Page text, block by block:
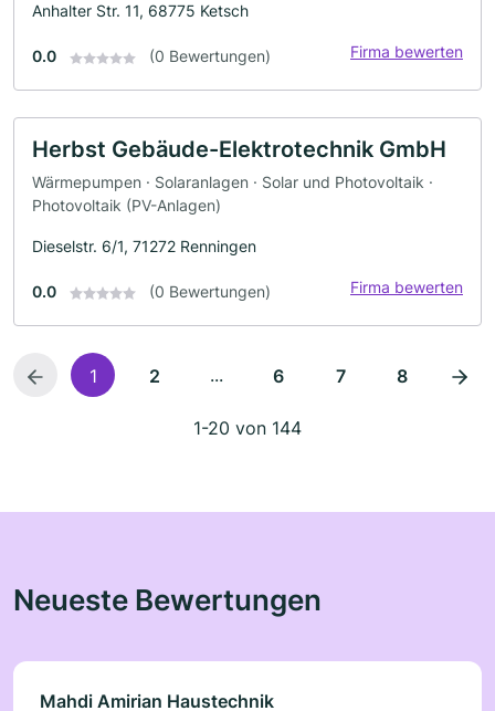
Anhalter Str. 11, 68775 Ketsch
0.0 (0 Bewertungen) Firma bewerten
Herbst Gebäude-Elektrotechnik GmbH
Wärmepumpen · Solaranlagen · Solar und Photovoltaik ·
Photovoltaik (PV-Anlagen)
Dieselstr. 6/1, 71272 Renningen
0.0 (0 Bewertungen) Firma bewerten
1 2 ... 6 7 8
1-20 von 144
Neueste Bewertungen
Mahdi Amirian Haustechnik